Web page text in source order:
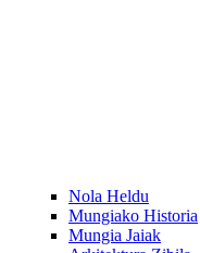
Nola Heldu
Mungiako Historia
Mungia Jaiak